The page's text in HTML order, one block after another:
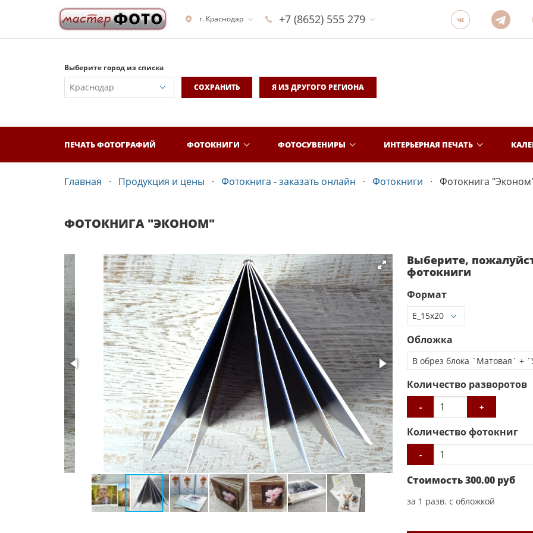
г. Краснодар +7 (8652) 555 279
Выберите город из списка
СОХРАНИТЬ
Я ИЗ ДРУГОГО РЕГИОНА
ПЕЧАТЬ ФОТОГРАФИЙ ФОТОКНИГИ ФОТОСУВЕНИРЫ ИНТЕРЬЕРНАЯ ПЕЧАТЬ
Главная Продукция и цены Фотокнига - заказать онлайн Фотокниги Фотокнига
ФОТОКНИГА "ЭКОНОМ"
Выберите,
фотокниги
Формат
Обложка
Количество разворотов
- +
Количество фотокниг
-
Стоимость300.00 руб
за 1 разв. с обложкой